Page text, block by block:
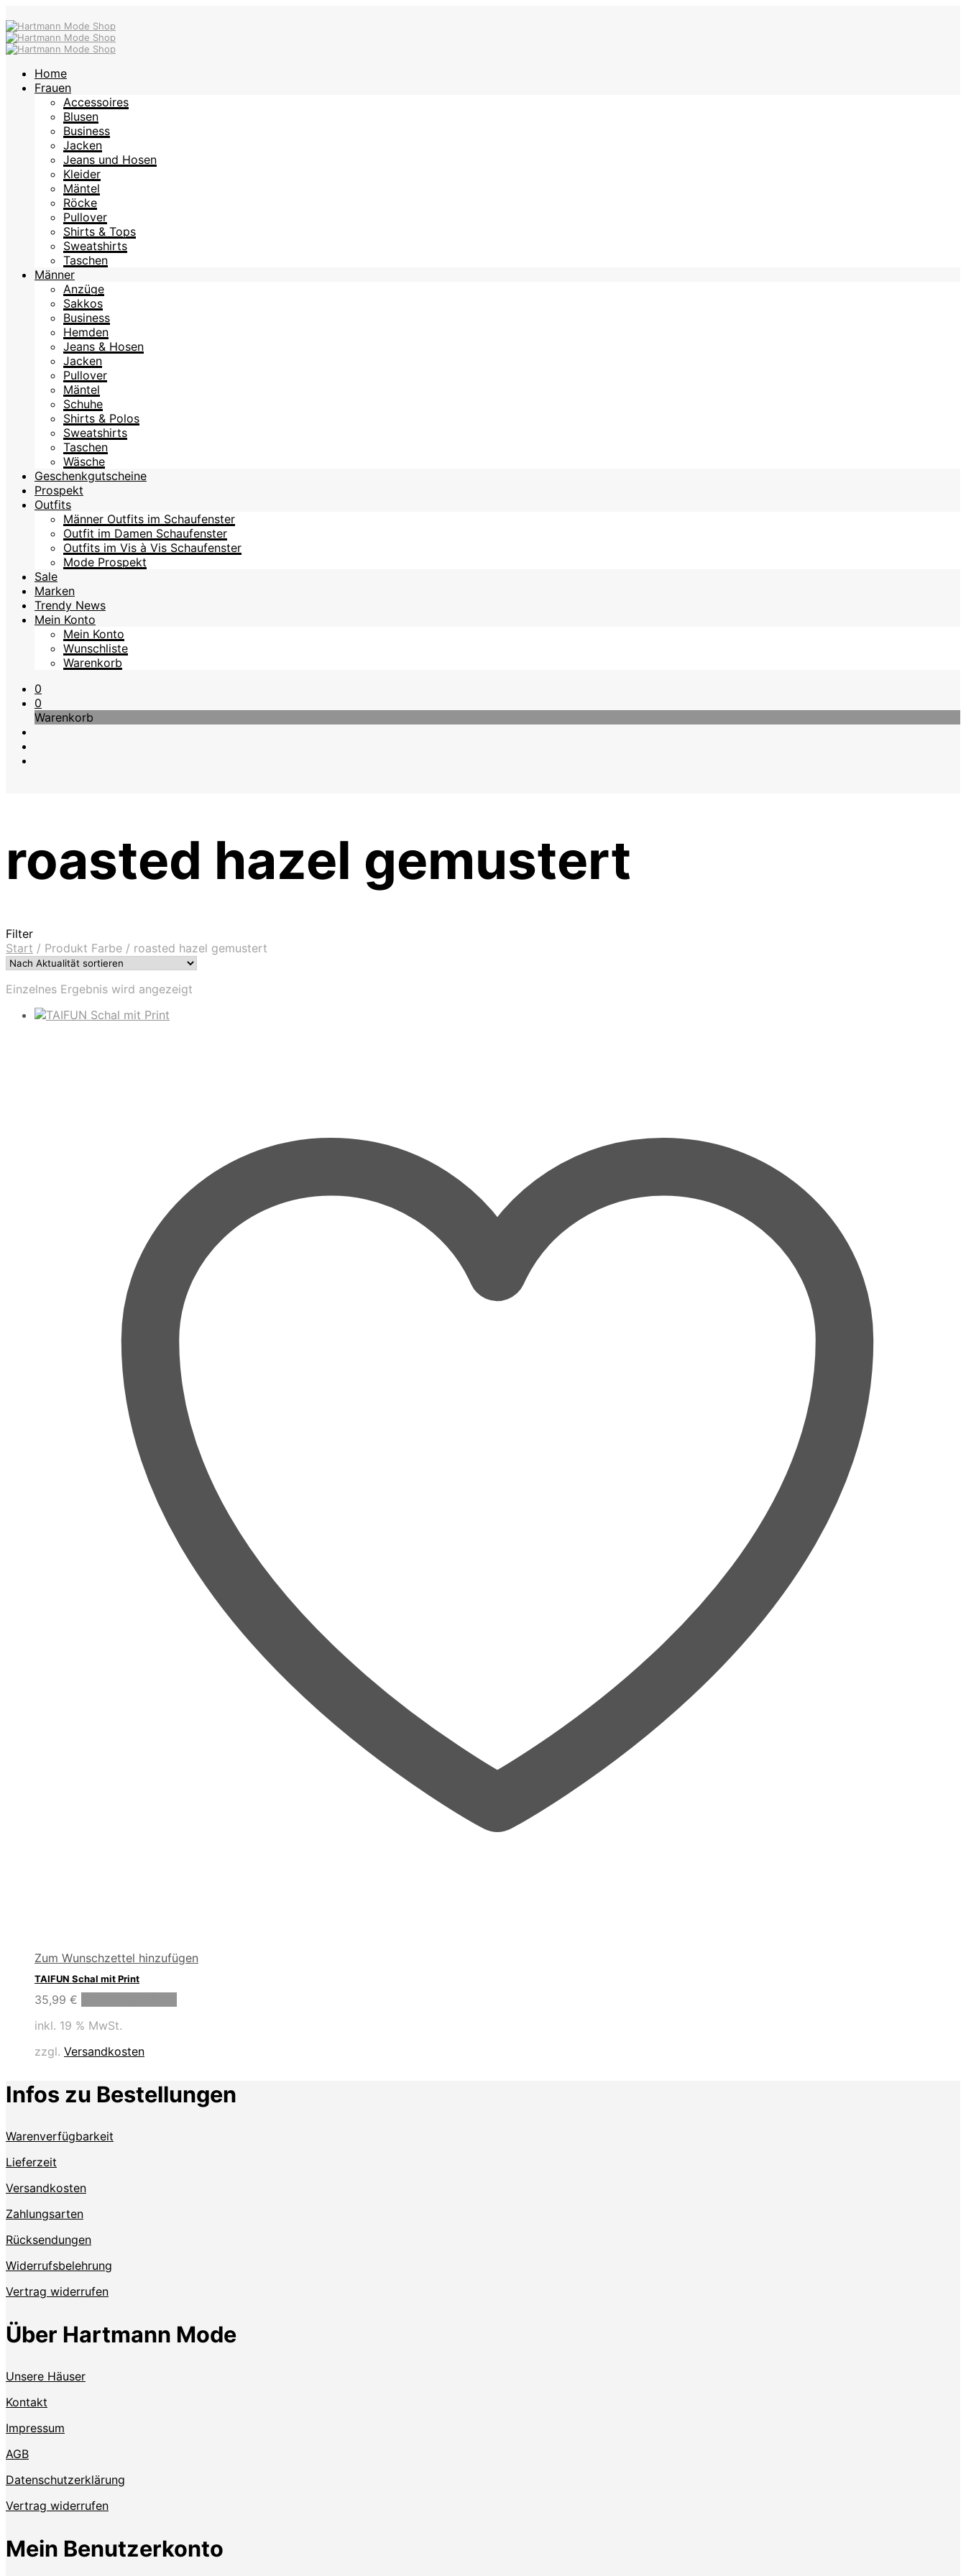
Home
Frauen
Accessoires
Blusen
Business
Jacken
Jeans und Hosen
Kleider
Mäntel
Röcke
Pullover
Shirts & Tops
Sweatshirts
Taschen
Männer
Anzüge
Sakkos
Business
Hemden
Jeans & Hosen
Jacken
Pullover
Mäntel
Schuhe
Shirts & Polos
Sweatshirts
Taschen
Wäsche
Geschenkgutscheine
Prospekt
Outfits
Männer Outfits im Schaufenster
Outfit im Damen Schaufenster
Outfits im Vis à Vis Schaufenster
Mode Prospekt
Sale
Marken
Trendy News
Mein Konto
Mein Konto
Wunschliste
Warenkorb
0
0
Warenkorb
roasted hazel gemustert
Filter
Start / Produkt Farbe / roasted hazel gemustert
Einzelnes Ergebnis wird angezeigt
Zum Wunschzettel hinzufügen
TAIFUN Schal mit Print
35,99 €
inkl. 19 % MwSt.
zzgl. Versandkosten
Infos zu Bestellungen
Warenverfügbarkeit
Lieferzeit
Versandkosten
Zahlungsarten
Rücksendungen
Widerrufsbelehrung
Vertrag widerrufen
Über Hartmann Mode
Unsere Häuser
Kontakt
Impressum
AGB
Datenschutzerklärung
Vertrag widerrufen
Mein Benutzerkonto